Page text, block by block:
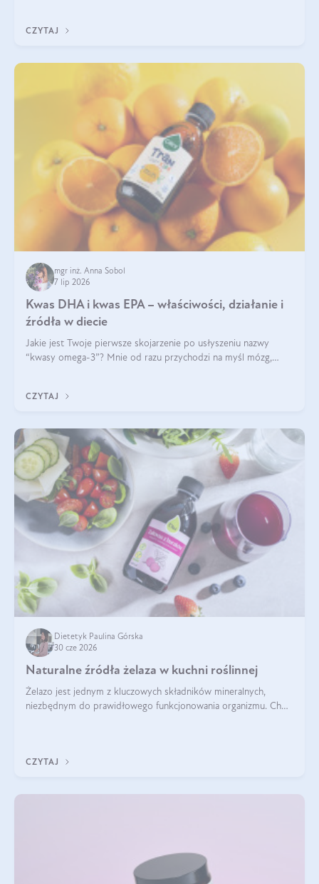
CZYTAJ
mgr inż. Anna Sobol
7 lip 2026
Kwas DHA i kwas EPA – właściwości, działanie i
źródła w diecie
Jakie jest Twoje pierwsze skojarzenie po usłyszeniu nazwy
“kwasy omega-3”? Mnie od razu przychodzi na myśl mózg,
EPA.
CZYTAJ
Dietetyk Paulina Górska
30 cze 2026
Naturalne źródła żelaza w kuchni roślinnej
Żelazo jest jednym z kluczowych składników mineralnych,
niezbędnym do prawidłowego funkcjonowania organizmu. Choć
CZYTAJ